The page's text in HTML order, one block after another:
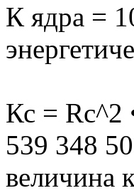
К ядра =
Кс = Rс^2
539 348
величина